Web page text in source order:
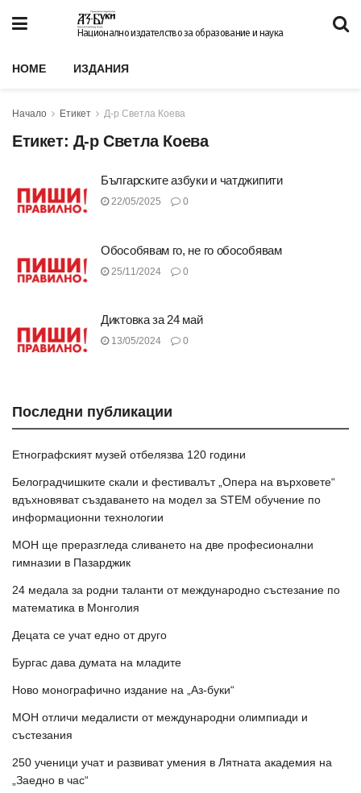
Национално издателство за образование и наука
HOME ИЗДАНИЯ
Начало Етикет Д-р Светла Коева
Етикет: Д-р Светла Коева
Българските азбуки и чатджипити
22/05/2025 0
Обособявам го, не го обособявам
25/11/2024 0
Диктовка за 24 май
13/05/2024 0
Последни публикации
Етнографският музей отбелязва 120 години
Белоградчишките скали и фестивалът „Опера на върховете“
вдъхновяват създаването на модел за STEM обучение по
информационни технологии
МОН ще преразгледа сливането на две професионални
гимназии в Пазарджик
24 медала за родни таланти от международно състезание по
математика в Монголия
Децата се учат едно от друго
Бургас дава думата на младите
Ново монографично издание на „Аз-буки“
МОН отличи медалисти от международни олимпиади и
състезания
250 ученици учат и развиват умения в Лятната академия на
„Заедно в час“